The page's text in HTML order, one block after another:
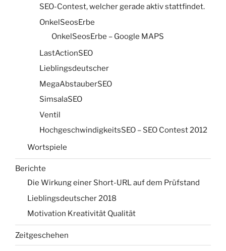
SEO-Contest, welcher gerade aktiv stattfindet.
OnkelSeosErbe
OnkelSeosErbe – Google MAPS
LastActionSEO
Lieblingsdeutscher
MegaAbstauberSEO
SimsalaSEO
Ventil
HochgeschwindigkeitsSEO – SEO Contest 2012
Wortspiele
Berichte
Die Wirkung einer Short-URL auf dem Prüfstand
Lieblingsdeutscher 2018
Motivation Kreativität Qualität
Zeitgeschehen